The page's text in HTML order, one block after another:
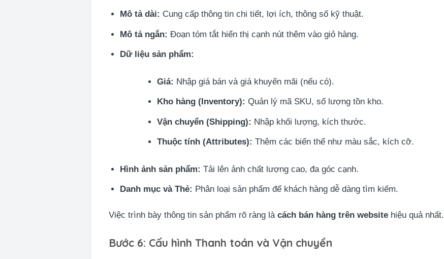
Mô tả dài: Cung cấp thông tin chi tiết, lợi ích, thông số kỹ thuật.
Mô tả ngắn: Đoạn tóm tắt hiển thị cạnh nút thêm vào giỏ hàng.
Dữ liệu sản phẩm:
Giá: Nhập giá bán và giá khuyến mãi (nếu có).
Kho hàng (Inventory): Quản lý mã SKU, số lượng tồn kho.
Vận chuyển (Shipping): Nhập khối lượng, kích thước.
Thuộc tính (Attributes): Thêm các biến thể như màu sắc, kích cỡ.
Hình ảnh sản phẩm: Tải lên ảnh chất lượng cao, đa góc cạnh.
Danh mục và Thẻ: Phân loại sản phẩm để khách hàng dễ dàng tìm kiếm.
Việc trình bày thông tin sản phẩm rõ ràng làcách bán hàng trên website hiệu quả nhất.
Bước 6: Cấu hình Thanh toán và Vận chuyển